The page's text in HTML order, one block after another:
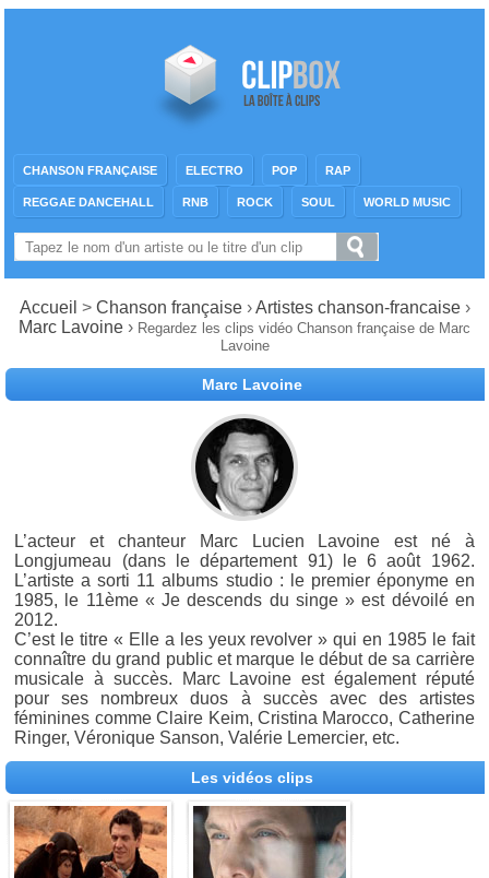
CHANSON FRANÇAISE ELECTRO POP RAP
REGGAE DANCEHALL RNB ROCK SOUL WORLD MUSIC
Accueil > Chanson française› Artistes chanson-francaise›
Marc Lavoine › Regardez les clips vidéo Chanson française de Marc
Lavoine
Marc Lavoine
L’acteur et chanteur Marc Lucien Lavoine est né à
Longjumeau (dans le département 91) le 6 août 1962.
L’artiste a sorti 11 albums studio : le premier éponyme en
1985, le 11ème « Je descends du singe » est dévoilé en
2012.
C’est le titre « Elle a les yeux revolver » qui en 1985 le fait
connaître du grand public et marque le début de sa carrière
musicale à succès. Marc Lavoine est également réputé
pour ses nombreux duos à succès avec des artistes
féminines comme Claire Keim, Cristina Marocco, Catherine
Ringer, Véronique Sanson, Valérie Lemercier, etc.
Les vidéos clips